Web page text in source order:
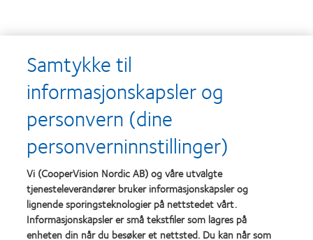
Utmerkelser
Learn
about
Utmerkelsen
Silmo
d’Or
for
beste
produkt,
MyDay®
Learn
about
Contact
Lens
Product
of
the
Year
(2013)
Learn
more
about
Learn
more
about
Samtykke til
informasjonskapsler og
personvern (dine
personverninnstillinger)
Vi (CooperVision Nordic AB) og våre utvalgte
tjenesteleverandører bruker informasjonskapsler og
lignende sporingsteknologier på nettstedet vårt.
Informasjonskapsler er små tekstfiler som lagres på
enheten din når du besøker et nettsted. Du kan når som